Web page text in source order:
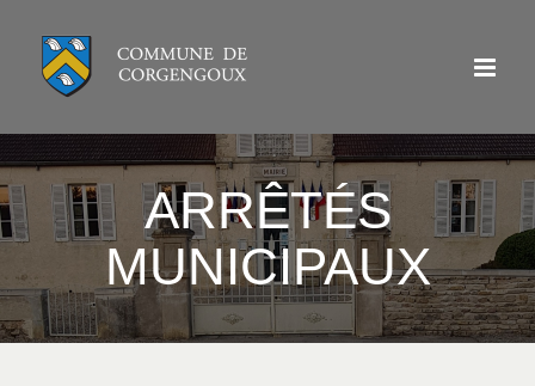
contenu
ARRÊTÉS
MUNICIPAUX